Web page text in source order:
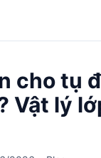
cho tụ
Vật lý